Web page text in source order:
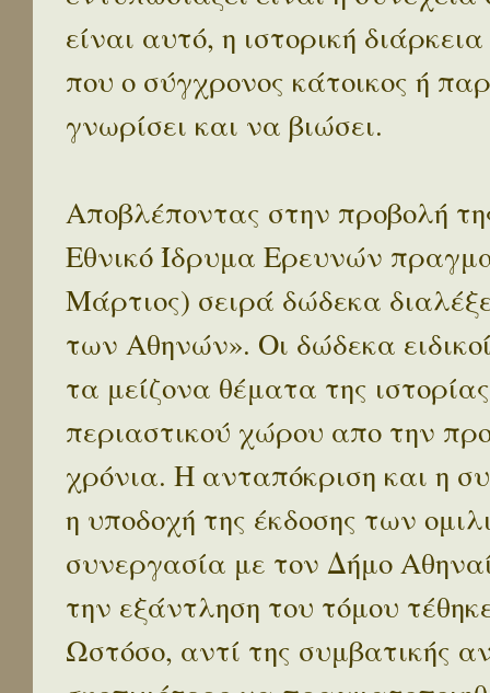
είναι αυτό, η ιστορική
που ο σύγχρονος κάτοικος ή
γνωρίσει και να βιώσει.
Αποβλέποντας στην προβολή
Εθνικό Ίδρυμα Ερευνών
Μάρτιος) σειρά δώδεκα
των Αθηνών». Οι δώδεκα
τα μείζονα θέματα της
περιαστικού χώρου απο την
χρόνια. Η ανταπόκριση και η
η υποδοχή της έκδοσης των
συνεργασία με τον Δήμο
την εξάντληση του τόμου
Ωστόσο, αντί της συμβατικής